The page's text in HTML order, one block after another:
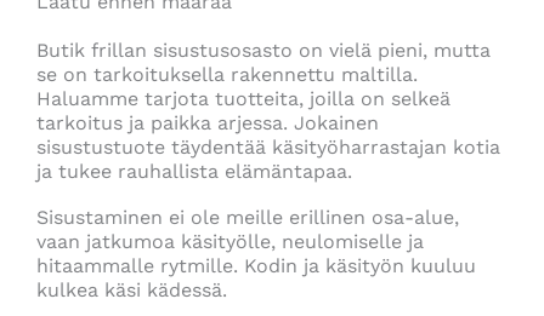
Butik frillan sisustusosasto on vielä pieni, mutta
se on tarkoituksella rakennettu maltilla.
Haluamme tarjota tuotteita, joilla on selkeä
tarkoitus ja paikka arjessa. Jokainen
sisustustuote täydentää käsityöharrastajan kotia
ja tukee rauhallista elämäntapaa.
Sisustaminen ei ole meille erillinen osa-alue,
vaan jatkumoa käsityölle, neulomiselle ja
hitaammalle rytmille. Kodin ja käsityön kuuluu
kulkea käsi kädessä.